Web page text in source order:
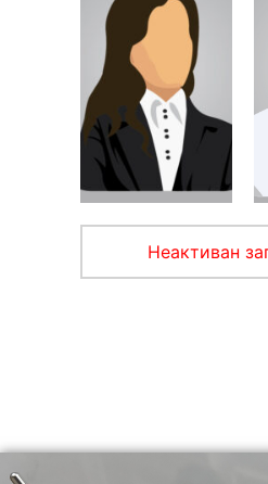
Неактиван